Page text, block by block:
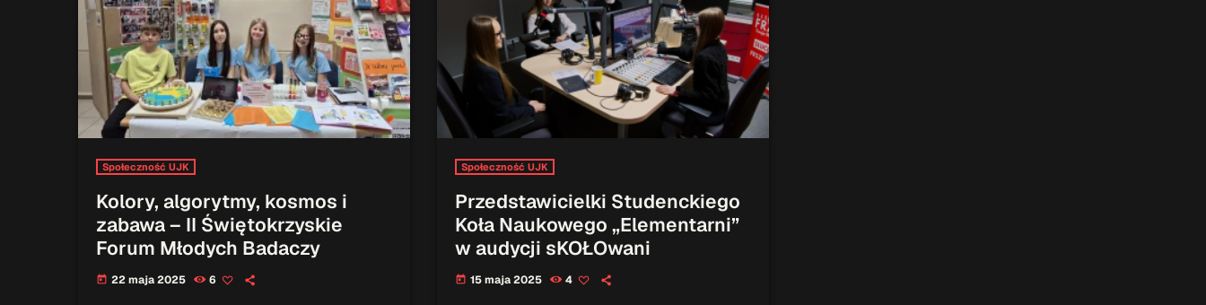
Społeczność UJK
Kolory, algorytmy, kosmos i
zabawa – II Świętokrzyskie
Forum Młodych Badaczy
today 22 maja 2025 6
Społeczność UJK
Przedstawicielki Studenckiego
Koła Naukowego „Elementarni”
w audycji sKOŁOwani
today 15 maja 2025 4